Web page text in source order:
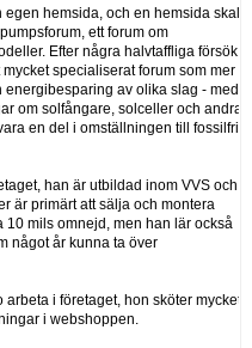
hemsida, och en hemsida skall
ett forum om
Efter några halvtaffliga försök
specialiserat forum som mer
av olika slag - med
om solfångare, solceller och andra
en del i omställningen till fossilfri
han är utbildad inom VVS och
är primärt att sälja och montera
10 mils omnejd, men han lär också
något år kunna ta över
i företaget, hon sköter mycket
i webshoppen.